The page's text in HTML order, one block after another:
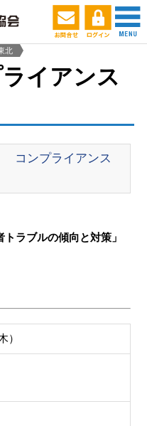
北
イアンス
コンプライアンス
トラブルの傾向と対策」
）